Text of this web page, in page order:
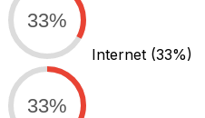
33%
Internet (33%)
33%